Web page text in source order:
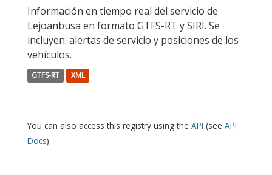
Información en tiempo real del servicio de
Lejoanbusa en formato GTFS-RT y SIRI. Se
incluyen: alertas de servicio y posiciones de los
vehículos.
GTFS-RT XML
You can also access this registry using the API (see API
Docs).